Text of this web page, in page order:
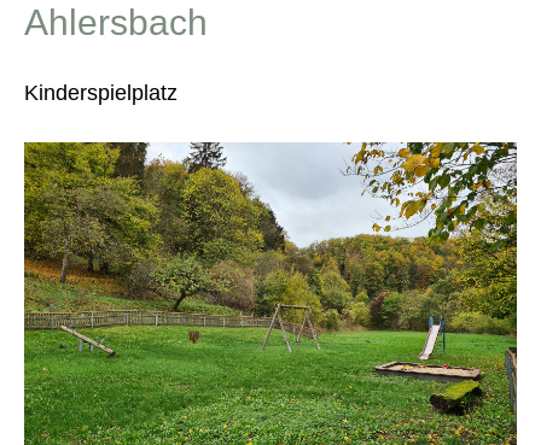
Ahlersbach
Kinderspielplatz